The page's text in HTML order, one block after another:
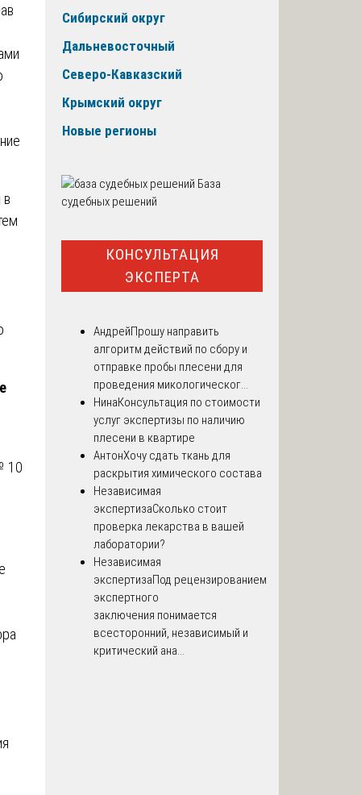
в
10
Сибирский округ
Дальневосточный
Северо-Кавказский
Крымский округ
Новые регионы
База
судебных решений
КОНСУЛЬТАЦИЯ
ЭКСПЕРТА
АндрейПрошу направить
алгоритм действий по сбору и
отправке пробы плесени для
проведения микологическог...
НинаКонсультация по стоимости
услуг экспертизы по наличию
плесени в квартире
АнтонХочу сдать ткань для
раскрытия химического состава
Независимая
экспертизаСколько стоит
проверка лекарства в вашей
лаборатории?
Независимая
экспертизаПод рецензированием
экспертного
заключения понимается
всесторонний, независимый и
критический ана...